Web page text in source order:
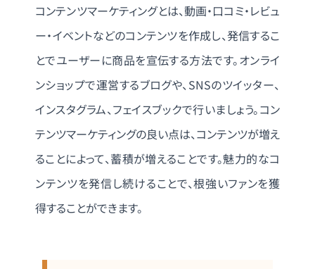
コンテンツマーケティングとは、動画・口コミ・レビュ
ー・イベントなどのコンテンツを作成し、発信するこ
とでユーザーに商品を宣伝する方法です。オンライ
ンショップで運営するブログや、SNSのツイッター、
インスタグラム、フェイスブックで行いましょう。コン
テンツマーケティングの良い点は、コンテンツが増え
ることによって、蓄積が増えることです。魅力的なコ
ンテンツを発信し続けることで、根強いファンを獲
得することができます。